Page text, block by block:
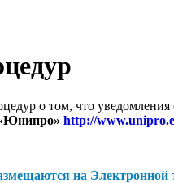
о том, что
http://
на Электронной